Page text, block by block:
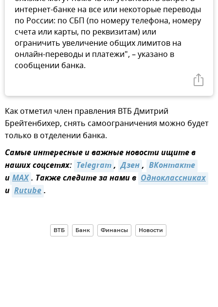
интернет-банке на все или некоторые переводы
по России: по СБП (по номеру телефона, номеру
счета или карты, по реквизитам) или
ограничить увеличение общих лимитов на
онлайн-переводы и платежи", – указано в
сообщении банка.
Как отметил член правления ВТБ Дмитрий
Брейтенбихер, снять самоограничения можно будет
только в отделении банка.
Самые интересные и важные новости ищите в
наших соцсетях: Telegram, Дзен, ВКонтакте
иMAX. Также следите за нами в Одноклассниках
и Rutube.
ВТБ Банк Финансы Новости